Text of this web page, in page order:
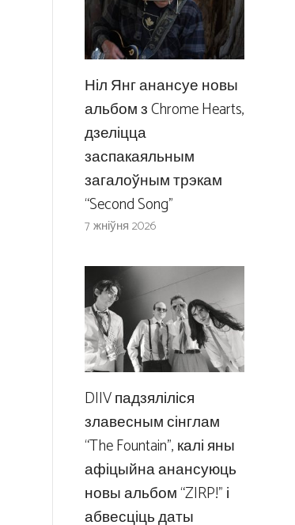
Ніл Янг анансуе новы
альбом з Chrome Hearts,
дзеліцца
заспакаяльным
загалоўным трэкам
“Second Song”
7 жніўня 2026
DIIV падзяліліся
злавесным сінглам
“The Fountain”, калі яны
афіцыйна анансуюць
новы альбом “ZIRP!” і
абвесціць даты